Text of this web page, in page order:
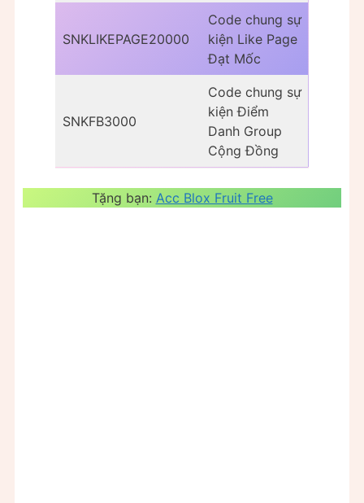
SNKLIKEPAGE20000
Code chung sự
kiện Like Page
Đạt Mốc
SNKFB3000
Code chung sự
kiện Điểm
Danh Group
Cộng Đồng
Tặng bạn: Acc Blox Fruit Free